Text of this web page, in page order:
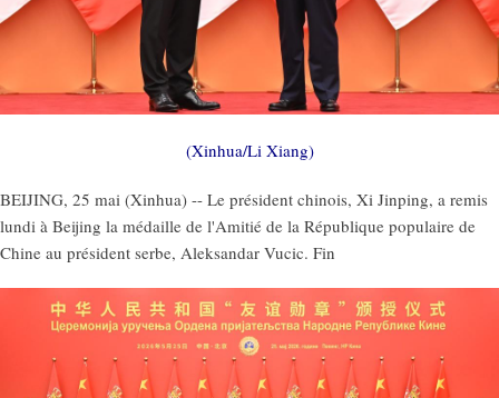
(Xinhua/Li Xiang)
BEIJING, 25 mai (Xinhua) -- Le président chinois, Xi Jinping, a remis
lundi à Beijing la médaille de l'Amitié de la République populaire de
Chine au président serbe, Aleksandar Vucic. Fin